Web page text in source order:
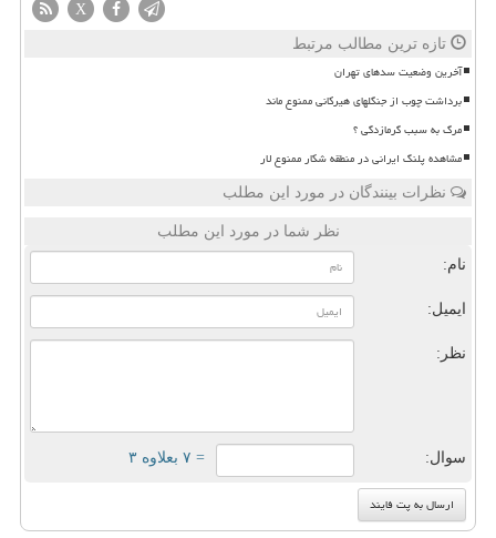
X
تازه ترین مطالب مرتبط
آخرین وضعیت سدهای تهران
برداشت چوب از جنگلهای هیرکانی ممنوع ماند
مرگ به سبب گرمازدگی ؟
مشاهده پلنگ ایرانی در منطقه شکار ممنوع لار
نظرات بینندگان در مورد این مطلب
نظر شما در مورد این مطلب
نام:
ایمیل:
نظر:
سوال: = ۷ بعلاوه ۳